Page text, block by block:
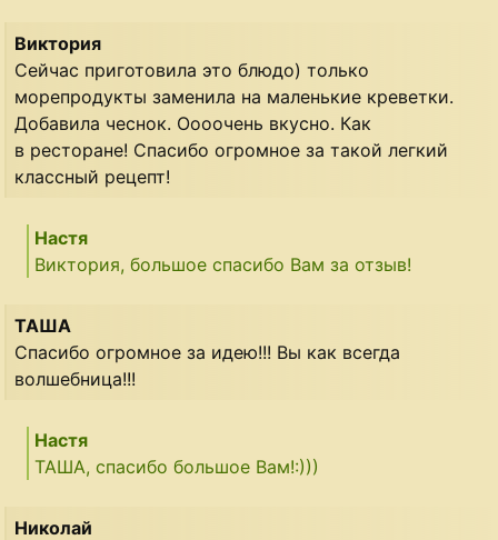
Виктория
Сейчас приготовила это блюдо) только
морепродукты заменила на маленькие креветки.
Добавила чеснок. Оооочень вкусно. Как
в ресторане! Спасибо огромное за такой легкий
классный рецепт!
Настя
Виктория, большое спасибо Вам за отзыв!
ТАША
Спасибо огромное за идею!!! Вы как всегда
волшебница!!!
Настя
ТАША, спасибо большое Вам!:)))
Николай